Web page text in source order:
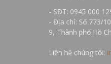
- SĐT: 0945 000
- Địa chỉ: Số 773/
9, Thành phố Hồ
Liên hệ chúng tôi: